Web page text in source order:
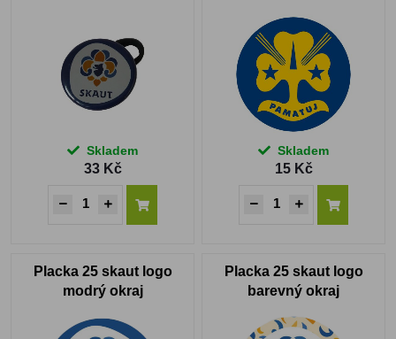
Skladem
33 Kč
Skladem
15 Kč
Placka 25 skaut logo
modrý okraj
Placka 25 skaut logo
barevný okraj